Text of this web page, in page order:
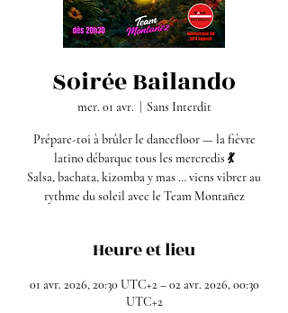
Soirée Bailando
mer. 01 avr. Sans Interdit
Prépare-toi à brûler le dancefloor — la fièvre
latino débarque tous les mercredis 💃
Salsa, bachata, kizomba y mas … viens vibrer au
rythme du soleil avec le Team Montañez
Heure et lieu
01 avr. 2026, 20:30 UTC+2 – 02 avr. 2026, 00:30
UTC+2